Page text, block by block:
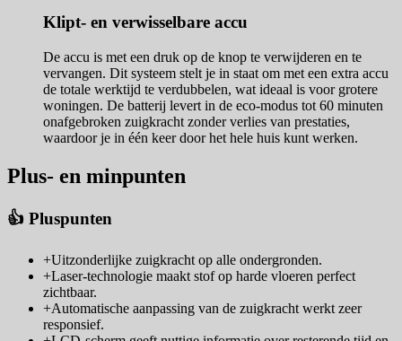
Klipt- en verwisselbare accu
De accu is met een druk op de knop te verwijderen en te
vervangen. Dit systeem stelt je in staat om met een extra accu
de totale werktijd te verdubbelen, wat ideaal is voor grotere
woningen. De batterij levert in de eco-modus tot 60 minuten
onafgebroken zuigkracht zonder verlies van prestaties,
waardoor je in één keer door het hele huis kunt werken.
Plus- en minpunten
👍 Pluspunten
+Uitzonderlijke zuigkracht op alle ondergronden.
+Laser-technologie maakt stof op harde vloeren perfect
zichtbaar.
+Automatische aanpassing van de zuigkracht werkt zeer
responsief.